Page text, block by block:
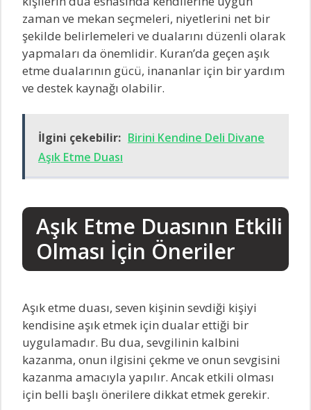
zaman ve mekan seçmeleri, niyetlerini net bir
şekilde belirlemeleri ve dualarını düzenli olarak
yapmaları da önemlidir. Kuran’da geçen aşık
etme dualarının gücü, inananlar için bir yardım
ve destek kaynağı olabilir.
İlgini çekebilir: Birini Kendine Deli Divane
Aşık Etme Duası
Aşık Etme Duasının Etkili
Olması İçin Öneriler
Aşık etme duası, seven kişinin sevdiği kişiyi
kendisine aşık etmek için dualar ettiği bir
uygulamadır. Bu dua, sevgilinin kalbini
kazanma, onun ilgisini çekme ve onun sevgisini
kazanma amacıyla yapılır. Ancak etkili olması
için belli başlı önerilere dikkat etmek gerekir.